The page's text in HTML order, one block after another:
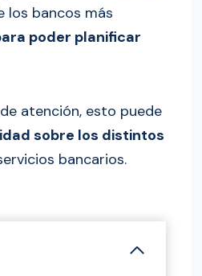
los bancos más
poder planificar
atención, esto puede
sobre los distintos
bancarios.